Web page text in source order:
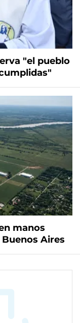
"el pueblo
manos
Aires